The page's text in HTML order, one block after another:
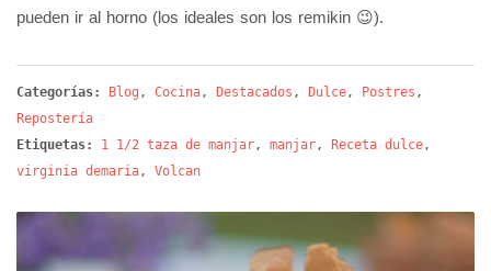
pueden ir al horno (los ideales son los remikin 😉).
Categorías: Blog , Cocina, Destacados , Dulce, Postres ,
Repostería
Etiquetas:
1 1/2 taza de manjar, manjar, Receta dulce,
virginia demaria, Volcan